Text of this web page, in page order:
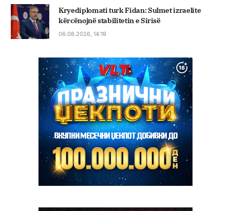
Kryediplomati turk Fidan: Sulmet izraelite
kërcënojnë stabilitetin e Sirisë
06.08.2026, 14:19